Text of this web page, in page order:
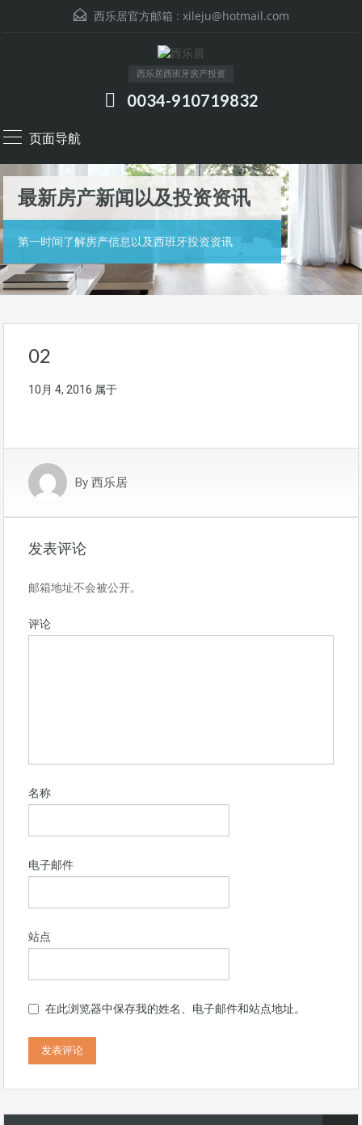
西乐居官方邮箱 : xileju@hotmail.com
西乐居西班牙房产投资
0034-910719832
页面导航
最新房产新闻以及投资资讯
第一时间了解房产信息以及西班牙投资资讯
02
10月 4, 2016 属于
By 西乐居
发表评论
邮箱地址不会被公开。
评论
名称
电子邮件
站点
在此浏览器中保存我的姓名、电子邮件和站点地址。